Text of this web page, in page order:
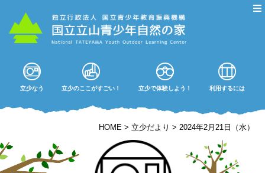
立少なう 立少のここがすごい！ 立少で体験しよう！ 利用するには
HOME > 立少だより >2024年2月21日（水）